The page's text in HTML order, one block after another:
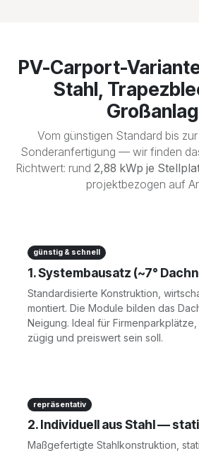
PV-Carport-
Stahl,
Vom günstigen Standard bis
Sonderanfertigung — wir finden
Richtwert: rund 2,88 kWp je
projektbezogen auf
günstig & schnell
1. Systembausatz (~7°
Standardisierte Konstruktion,
montiert. Die Module bilden das
Neigung. Ideal für
zügig und preiswert sein soll.
repräsentativ
2. Individuell aus Stahl —
Maßgefertigte Stahlkonstruktion,